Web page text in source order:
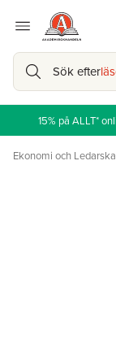
Sök efter
15% på ALLT*
Ekonomi och